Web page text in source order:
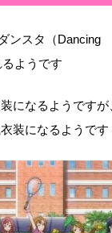
ダンスタ（
ようです
になるようですが
装になるようです